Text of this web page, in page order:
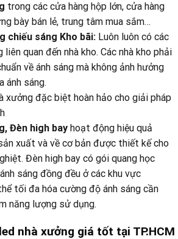
trong các cửa hàng hộp lớn, cửa hàng
bày bán lẻ, trung tâm mua sắm…
chiếu sáng Kho bãi: Luôn luôn có các
liên quan đến nhà kho. Các nhà kho phải
về ánh sáng mà không ảnh hưởng
ánh sáng.
xưởng đặc biệt hoàn hảo cho giải pháp
Đèn high bay hoạt động hiệu quả
xuất và về cơ bản được thiết kế cho
Đèn high bay có gói quang học
sáng đồng đều ở các khu vực
tối đa hóa cường độ ánh sáng cần
năng lượng sử dụng.
nhà xưởng giá tốt tại TP.HCM